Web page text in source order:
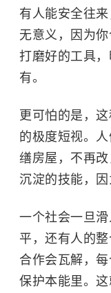
有人能安全往
无意义，因为你
打磨好的工具
有。
更可怕的是，
的极度短视。
缮房屋，不再
沉淀的技能，因
一个社会一旦
平，还有人的整
合作会瓦解，
保护本能里。这